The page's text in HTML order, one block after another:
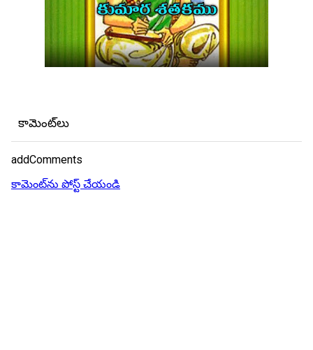
కామెంట్‌లు
addComments
కామెంట్‌ను పోస్ట్ చేయండి